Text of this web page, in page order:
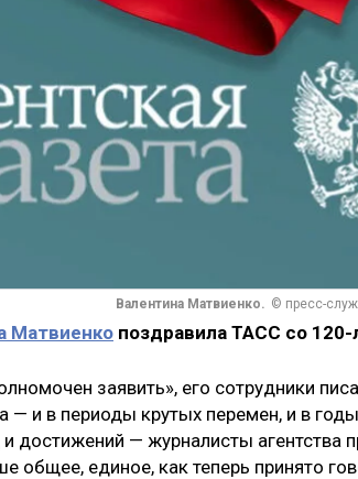
Валентина Матвиенко. © пресс-
Матвиенко поздравила ТАСС со
заявить», его сотрудники
и в периоды крутых перемен, и в
достижений — журналисты агентства
общее, единое, как теперь принято